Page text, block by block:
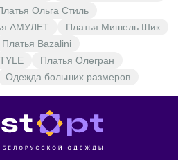
Ольга Стиль
АМУЛЕТ
Платья Мишель Шик
Платья Bazalini
Платья Олегран
Одежда больших размеров